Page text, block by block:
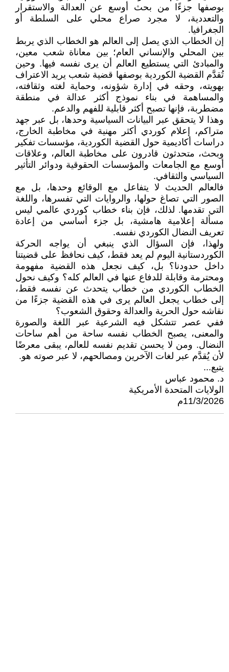
بوصفها جزءًا من بحث أوسع عن العدالة والاستقرار
والتعددية، لا مجرد صراع محلي على السلطة أو
الجغرافيا.
إن الخطاب الذي يصل إلى العالم هو الخطاب الذي يربط
بين المحلي والإنساني العام؛ بين معاناة شعب معين،
والمبادئ التي يستطيع العالم أن يرى نفسه فيها. وحين
تُقدَّم القضية الكوردية بوصفها قضية شعب يريد الاعتراف
بهويته، وحقه في إدارة شؤونه، وحماية لغته وثقافته،
والمساهمة في بناء نموذج أكثر عدالة في منطقة
مضطربة، فإنها تصبح أكثر قابلية للفهم والدعم.
وهذا لا يتحقق عبر البيانات السياسية وحدها، بل عبر جهد
متراكم، إعلام كوردي أكثر مهنية في مخاطبة الخارج،
دراسات أكاديمية حول القضية الكوردية، مؤسسات تفكير
وبحث، متحدثون قادرون على مخاطبة العالم، وعلاقات
أوسع مع الجامعات والمؤسسات الحقوقية ودوائر التأثير
السياسي والثقافي.
فالعالم الحديث لا يتفاعل مع الوقائع وحدها، بل مع
الصور التي تصاغ حولها، والروايات التي تفسرها، واللغة
التي تقدمها. لذلك، فإن بناء خطاب كوردي عالمي ليس
مسألة إعلامية هامشية، بل جزء أساسي من إعادة
تعريف النضال الكوردي نفسه.
ولهذا، فإن السؤال الذي ينبغي أن يواجه الحركة
الكوردستانية اليوم لم يعد فقط، كيف نحافظ على قضيتنا
داخل حدودنا؟ بل، كيف نجعل هذه القضية مفهومة
ومحترمة وقابلة للدفاع عنها في العالم كله؟ وكيف نحول
الخطاب الكوردي من خطاب يتحدث عن نفسه فقط،
إلى خطاب يجعل العالم يرى في هذه القضية جزءًا من
نقاشه حول الحرية والعدالة وحقوق الشعوب؟
ففي عصر تتشكل فيه الشرعية عبر اللغة والصورة
والمعنى، يصبح الخطاب نفسه ساحة من أهم ساحات
النضال. ومن لا يحسن تقديم نفسه للعالم، يبقى معرضًا
لأن يُقدَّم عبر لغات الآخرين ومصالحهم، لا عبر صوته هو.
يتبع...
د. محمود عباس
الولايات المتحدة الأمريكية
11/3/2026م